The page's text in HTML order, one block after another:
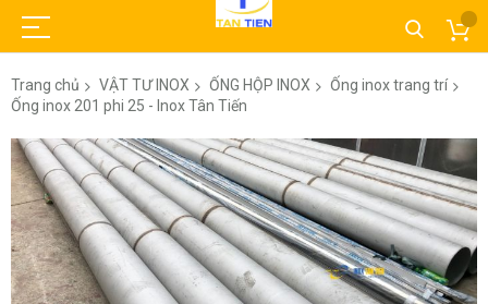
Trang chủ VẬT TƯ INOX ỐNG HỘP INOX
Ống inox trang trí
Ống inox 201 phi 25 - Inox Tân Tiến
Chuyển
đến
phần
đầu
của
thư
viện
hình
ảnh